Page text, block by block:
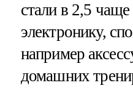
стали в 2,5 чаще
электронику,
например
домашних